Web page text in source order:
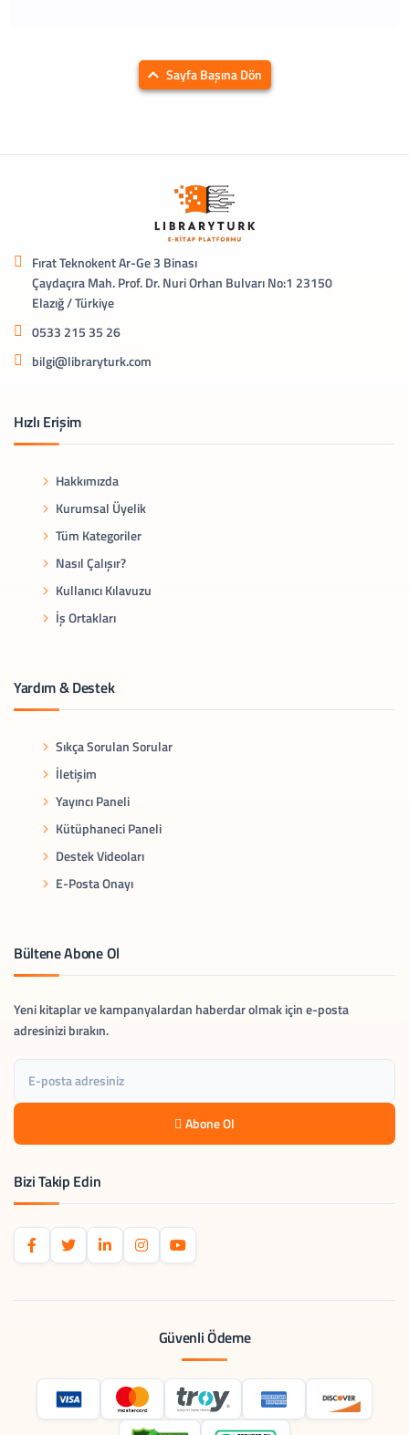
Sayfa Başına Dön
Fırat Teknokent Ar-Ge 3 Binası
Çaydaçıra Mah. Prof. Dr. Nuri Orhan Bulvarı No:1 23150
Elazığ / Türkiye
0533 215 35 26
bilgi@libraryturk.com
Hızlı Erişim
Hakkımızda
Kurumsal Üyelik
Tüm Kategoriler
Nasıl Çalışır?
Kullanıcı Kılavuzu
İş Ortakları
Yardım & Destek
Sıkça Sorulan Sorular
İletişim
Yayıncı Paneli
Kütüphaneci Paneli
Destek Videoları
E-Posta Onayı
Bültene Abone Ol
Yeni kitaplar ve kampanyalardan haberdar olmak için e-posta
adresinizi bırakın.
Abone Ol
Bizi Takip Edin
Güvenli Ödeme